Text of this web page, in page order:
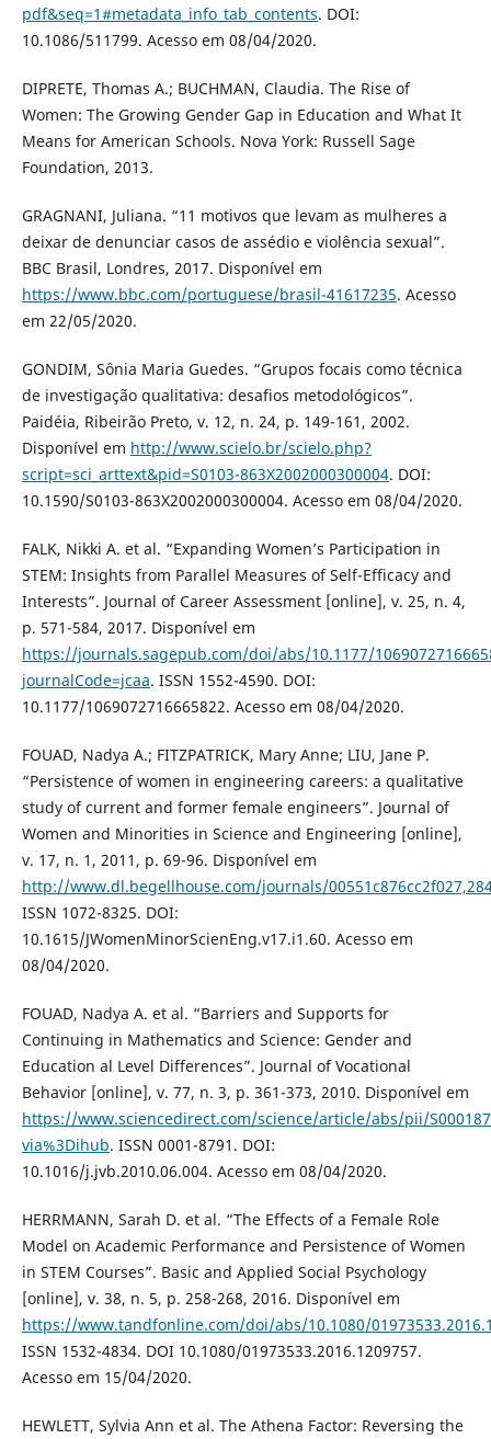
pdf&seq=1#metadata_info_tab_contents. DOI:
10.1086/511799. Acesso em 08/04/2020.
DIPRETE, Thomas A.; BUCHMAN, Claudia. The Rise of
Women: The Growing Gender Gap in Education and What It
Means for American Schools. Nova York: Russell Sage
Foundation, 2013.
GRAGNANI, Juliana. “11 motivos que levam as mulheres a
deixar de denunciar casos de assédio e violência sexual”.
BBC Brasil, Londres, 2017. Disponível em
https://www.bbc.com/portuguese/brasil-41617235. Acesso
em 22/05/2020.
GONDIM, Sônia Maria Guedes. “Grupos focais como técnica
de investigação qualitativa: desafios metodológicos”.
Paidéia, Ribeirão Preto, v. 12, n. 24, p. 149-161, 2002.
Disponível em http://www.scielo.br/scielo.php?
script=sci_arttext&pid=S0103-863X2002000300004. DOI:
10.1590/S0103-863X2002000300004. Acesso em 08/04/2020.
FALK, Nikki A. et al. “Expanding Women’s Participation in
STEM: Insights from Parallel Measures of Self-Efficacy and
Interests”. Journal of Career Assessment [online], v. 25, n. 4,
p. 571-584, 2017. Disponível em
https://journals.sagepub.com/doi/abs/10.1177/
journalCode=jcaa. ISSN 1552-4590. DOI:
10.1177/1069072716665822. Acesso em 08/04/2020.
FOUAD, Nadya A.; FITZPATRICK, Mary Anne; LIU, Jane P.
“Persistence of women in engineering careers: a qualitative
study of current and former female engineers”. Journal of
Women and Minorities in Science and Engineering [online],
v. 17, n. 1, 2011, p. 69-96. Disponível em
http://www.dl.begellhouse.com/journals/
ISSN 1072-8325. DOI:
10.1615/JWomenMinorScienEng.v17.i1.60. Acesso em
08/04/2020.
FOUAD, Nadya A. et al. “Barriers and Supports for
Continuing in Mathematics and Science: Gender and
Education al Level Differences”. Journal of Vocational
Behavior [online], v. 77, n. 3, p. 361-373, 2010. Disponível em
https://www.sciencedirect.com/science/article/abs/pii/
via%3Dihub. ISSN 0001-8791. DOI:
10.1016/j.jvb.2010.06.004. Acesso em 08/04/2020.
HERRMANN, Sarah D. et al. “The Effects of a Female Role
Model on Academic Performance and Persistence of Women
in STEM Courses”. Basic and Applied Social Psychology
[online], v. 38, n. 5, p. 258-268, 2016. Disponível em
https://www.tandfonline.com/doi/abs/10.1080/
ISSN 1532-4834. DOI 10.1080/01973533.2016.1209757.
Acesso em 15/04/2020.
HEWLETT, Sylvia Ann et al. The Athena Factor: Reversing the